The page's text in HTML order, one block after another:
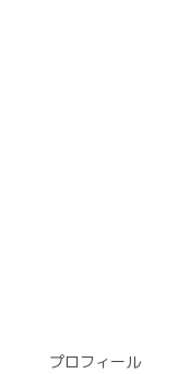
プロフィール